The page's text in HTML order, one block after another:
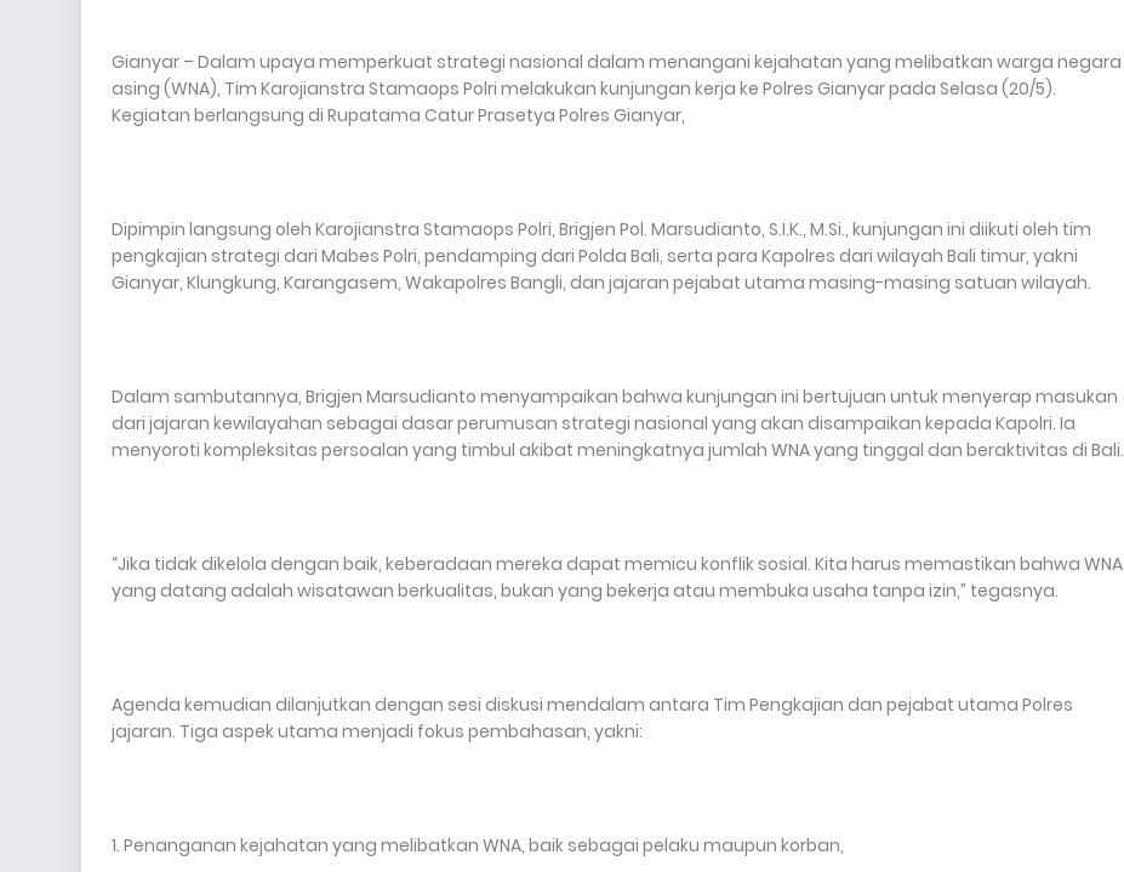
Gianyar – Dalam upaya memperkuat strategi nasional dalam menangani kejahatan yang melibatkan warga negara
asing (WNA), Tim Karojianstra Stamaops Polri melakukan kunjungan kerja ke Polres Gianyar pada Selasa (20/5).
Kegiatan berlangsung di Rupatama Catur Prasetya Polres Gianyar,
Dipimpin langsung oleh Karojianstra Stamaops Polri, Brigjen Pol. Marsudianto, S.I.K., M.Si., kunjungan ini diikuti oleh tim
pengkajian strategi dari Mabes Polri, pendamping dari Polda Bali, serta para Kapolres dari wilayah Bali timur, yakni
Gianyar, Klungkung, Karangasem, Wakapolres Bangli, dan jajaran pejabat utama masing-masing satuan wilayah.
Dalam sambutannya, Brigjen Marsudianto menyampaikan bahwa kunjungan ini bertujuan untuk menyerap masukan
dari jajaran kewilayahan sebagai dasar perumusan strategi nasional yang akan disampaikan kepada Kapolri. Ia
menyoroti kompleksitas persoalan yang timbul akibat meningkatnya jumlah WNA yang tinggal dan beraktivitas di Bali.
“Jika tidak dikelola dengan baik, keberadaan mereka dapat memicu konflik sosial. Kita harus memastikan bahwa WNA
yang datang adalah wisatawan berkualitas, bukan yang bekerja atau membuka usaha tanpa izin,” tegasnya.
Agenda kemudian dilanjutkan dengan sesi diskusi mendalam antara Tim Pengkajian dan pejabat utama Polres
jajaran. Tiga aspek utama menjadi fokus pembahasan, yakni:
1. Penanganan kejahatan yang melibatkan WNA, baik sebagai pelaku maupun korban,